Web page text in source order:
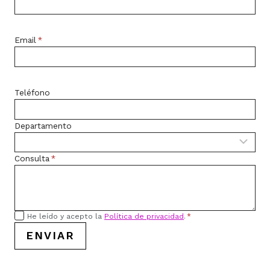
Email *
Teléfono
Departamento
Consulta*
He leído y acepto la Política de privacidad. *
ENVIAR